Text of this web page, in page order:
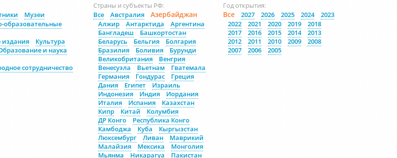
Музеи
образовательные
издания
Культура
и наука
сотрудничество
Страны и субъекты РФ:
Все
Австралия Азербайджан
Алжир Антарктида
Аргентина
Бангладеш
Башкортостан
Беларусь
Бельгия
Болгария
Бразилия
Боливия
Бурунди
Великобритания
Венгрия
Венесуэла
Вьетнам
Гватемала
Германия
Гондурас
Греция
Дания
Египет
Израиль
Индонезия
Индия
Иордания
Италия
Испания
Казахстан
Кипр
Китай
Колумбия
ДР Конго
Республика Конго
Камбоджа
Куба
Кыргызстан
Люксембург
Ливан
Маврикий
Малайзия
Мексика
Монголия
Мьянма
Никарагуа
Пакистан
Год открытия:
Все 2027 2026 2025 2024
2023
2022
2021 2020 2019
2018
2017
2016 2015 2014
2013
2012
2011 2010 2009
2008
2007
2006 2005